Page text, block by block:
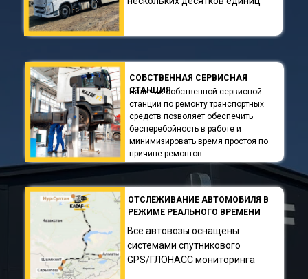
СОБСТВЕННАЯ СЕРВИСНАЯ
СТАНЦИЯ
Наличие собственной сервисной
станции по ремонту транспортных
средств позволяет обеспечить
бесперебойность в работе и
минимизировать время простоя по
причине ремонтов.
ОТСЛЕЖИВАНИЕ АВТОМОБИЛЯ В
РЕЖИМЕ РЕАЛЬНОГО ВРЕМЕНИ
Все автовозы оснащены
системами спутникового
GPS/ГЛОНАСС мониторинга